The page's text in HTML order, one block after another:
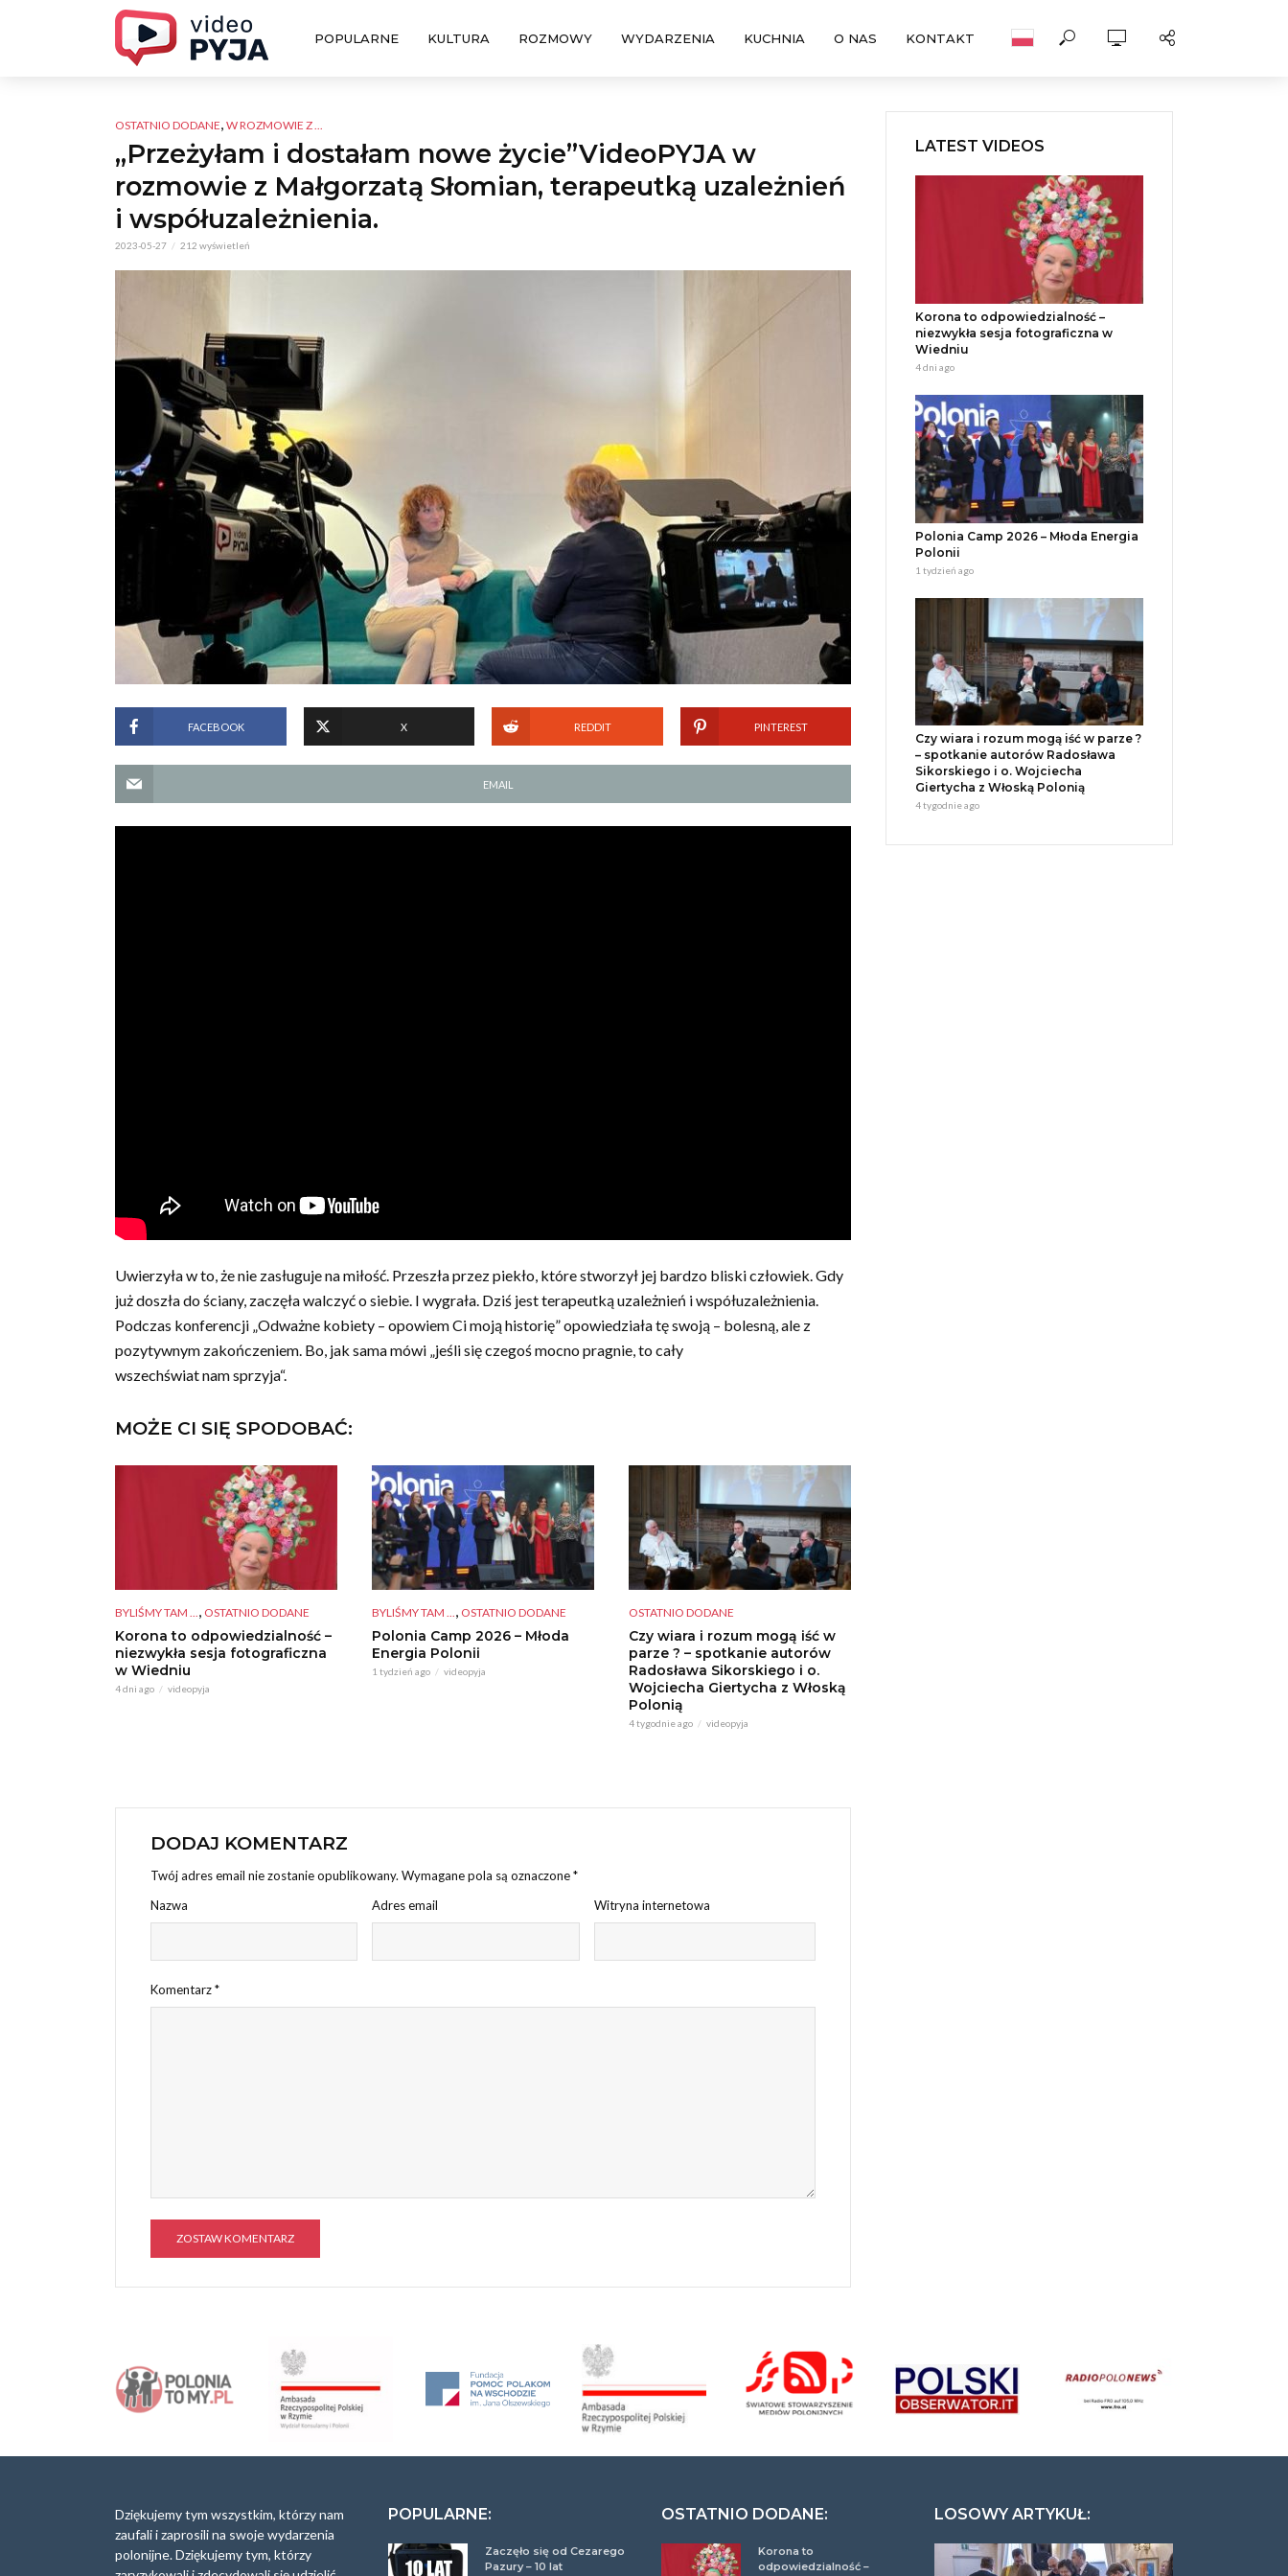
POPULARNE KULTURA ROZMOWY WYDARZENIA KUCHNIA O NAS KONTAKT
OSTATNIO DODANE, W ROZMOWIE Z ...
„Przeżyłam i dostałam nowe życie”VideoPYJA w
rozmowie z Małgorzatą Słomian, terapeutką uzależnień
i współuzależnienia.
2023-05-27 212 wyświetleń
FACEBOOK X REDDIT PINTEREST
EMAIL
Uwierzyła w to, że nie zasługuje na miłość. Przeszła przez piekło, które stworzył jej bardzo bliski człowiek. Gdy
już doszła do ściany, zaczęła walczyć o siebie. I wygrała. Dziś jest terapeutką uzależnień i współuzależnienia.
Podczas konferencji „Odważne kobiety – opowiem Ci moją historię” opowiedziała tę swoją – bolesną, ale z
pozytywnym zakończeniem. Bo, jak sama mówi „jeśli się czegoś mocno pragnie, to cały
wszechświat nam sprzyja“.
MOŻE CI SIĘ SPODOBAĆ:
BYLIŚMY TAM ..., OSTATNIO DODANE
Korona to odpowiedzialność –
niezwykła sesja fotograficzna
w Wiedniu
4 dni ago videopyja
BYLIŚMY TAM ..., OSTATNIO DODANE
Polonia Camp 2026 – Młoda
Energia Polonii
1 tydzień ago videopyja
OSTATNIO DODANE
Czy wiara i rozum mogą iść w
parze ? – spotkanie autorów
Radosława Sikorskiego i o.
Wojciecha Giertycha z Włoską
Polonią
4 tygodnie ago videopyja
DODAJ KOMENTARZ
Twój adres email nie zostanie opublikowany. Wymagane pola są oznaczone*
Nazwa
Adres email Witryna internetowa
Komentarz*
A
r
n
a
:
LATEST VIDEOS
Korona to odpowiedzialność –
niezwykła sesja fotograficzna w
Wiedniu
4 dni ago
Polonia Camp 2026 – Młoda Energia
Polonii
1 tydzień ago
Czy wiara i rozum mogą iść w parze ?
– spotkanie autorów Radosława
Sikorskiego i o. Wojciecha
Giertycha z Włoską Polonią
4 tygodnie ago
Dziękujemy tym wszystkim, którzy nam
zaufali i zaprosili na swoje wydarzenia
polonijne. Dziękujemy tym, którzy
POPULARNE:
Zaczęło się od Cezarego
Pazury – 10 lat
OSTATNIO DODANE:
Korona to
odpowiedzialność –
LOSOWY ARTYKUŁ: